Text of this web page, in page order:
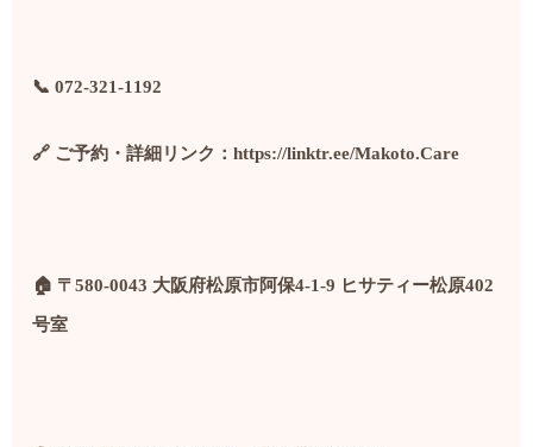
📞 072-321-1192
🔗 ご予約・詳細リンク：https://linktr.ee/Makoto.Care
🏠 〒580-0043 大阪府松原市阿保4-1-9 ヒサティー松原402
号室